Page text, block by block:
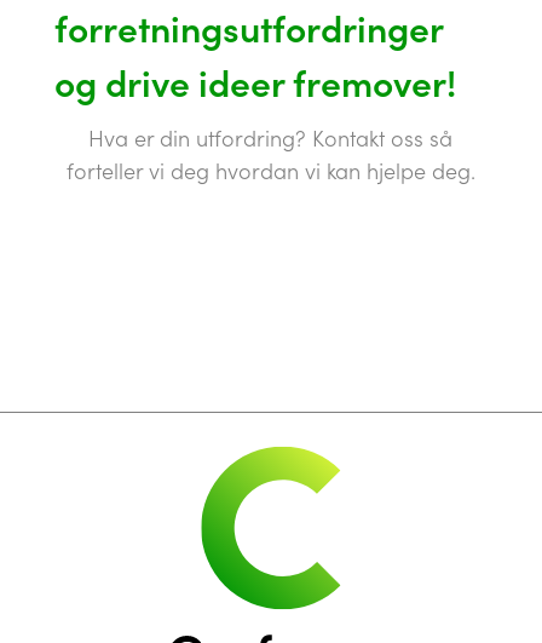
forretningsutfordringer
og drive ideer fremover!
Hva er din utfordring? Kontakt oss så
forteller vi deg hvordan vi kan hjelpe deg.